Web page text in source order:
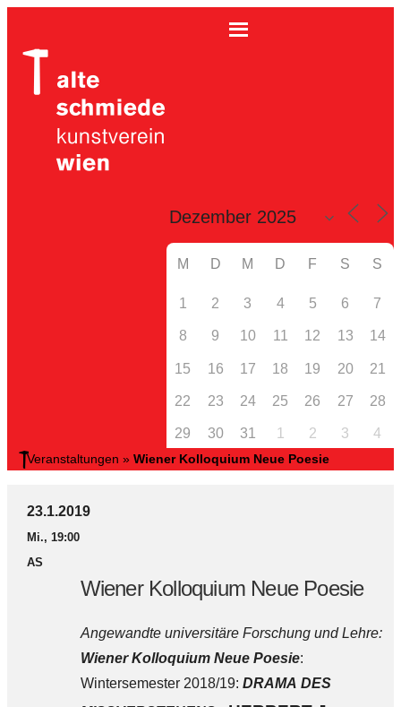
M D M D F S S
1 2 3 4 5 6 7
8 9 10 11 12 13 14
15 16 17 18 19 20 21
22 23 24 25 26 27 28
29 30 31 1 2 3 4
Veranstaltungen » Wiener Kolloquium Neue Poesie
23.1.2019
Mi., 19:00
AS
Wiener Kolloquium Neue Poesie
Angewandte universitäre Forschung und Lehre:
Wiener Kolloquium Neue Poesie:
Wintersemester 2018/19: DRAMA DES